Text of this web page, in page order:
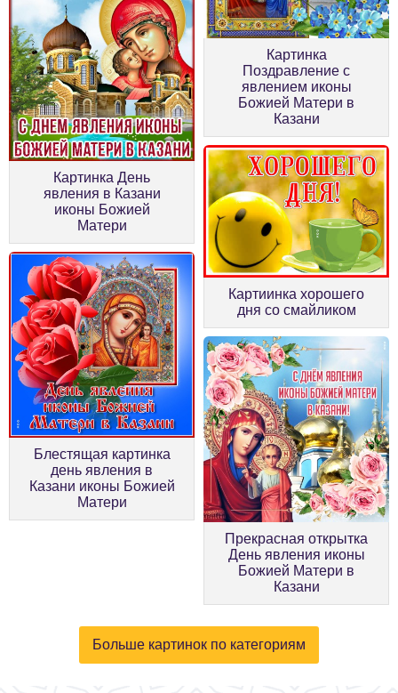
Картинка
Поздравление с
явлением иконы
Божией Матери в
Казани
Картинка День
явления в Казани
иконы Божией
Матери
Картиинка хорошего
дня со смайликом
Блестящая картинка
день явления в
Казани иконы Божией
Матери
Прекрасная открытка
День явления иконы
Божией Матери в
Казани
Больше картинок по категориям